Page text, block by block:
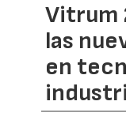
Vitrum
las
en